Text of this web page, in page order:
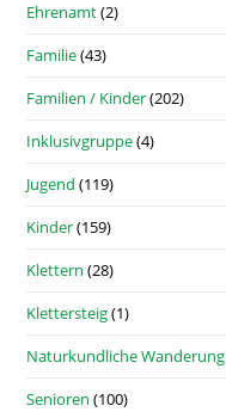
Ehrenamt(2)
Familie(43)
Familien / Kinder(202)
Inklusivgruppe(4)
Jugend (119)
Kinder(159)
Klettern (28)
Klettersteig(1)
Naturkundliche Wanderung
Senioren (100)